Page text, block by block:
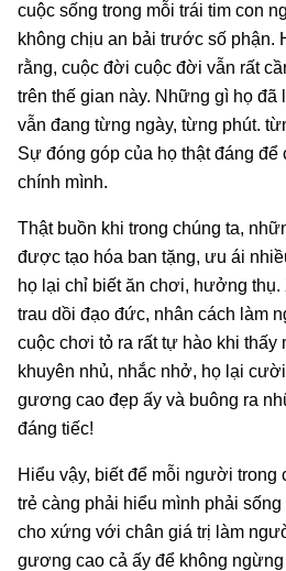
cuộc sống trong mỗi trái tim con
không chịu an bải trước số phận.
rằng, cuộc đời cuộc đời vẫn rất
trên thế gian này. Những gì họ đã
vẫn đang từng ngày, từng phút.
Sự đóng góp của họ thật đáng để
chính mình.
Thật buồn khi trong chúng ta,
được tạo hóa ban tặng, ưu ái
họ lại chỉ biết ăn chơi, hưởng thụ.
trau dồi đạo đức, nhân cách làm
cuộc chơi tỏ ra rất tự hào khi
khuyên nhủ, nhắc nhở, họ lại
gương cao đẹp ấy và buông ra
đáng tiếc!
Hiểu vậy, biết để mỗi người trong
trẻ càng phải hiểu mình phải
cho xứng với chân giá trị làm
gương cao cả ấy để không